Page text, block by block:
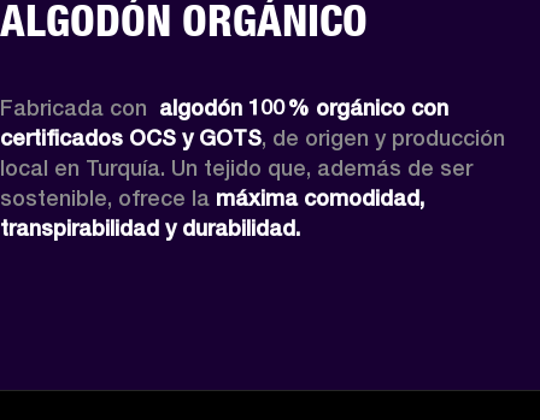
ALGODÓN ORGÁNICO
Fabricada con algodón 100 % orgánico con
certificados OCS y GOTS, de origen y producción
local en Turquía. Un tejido que, además de ser
sostenible, ofrece la máxima comodidad,
transpirabilidad y durabilidad.